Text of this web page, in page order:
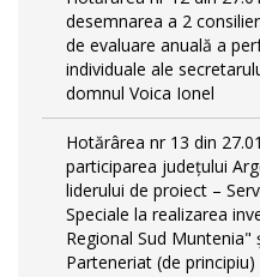
desemnarea a 2
de evaluare anuală a
individuale ale
domnul Voica Ionel
Hotărârea nr 13 din
participarea județului
liderului de proiect –
Speciale la realizarea
Regional Sud
Parteneriat (de principiu)